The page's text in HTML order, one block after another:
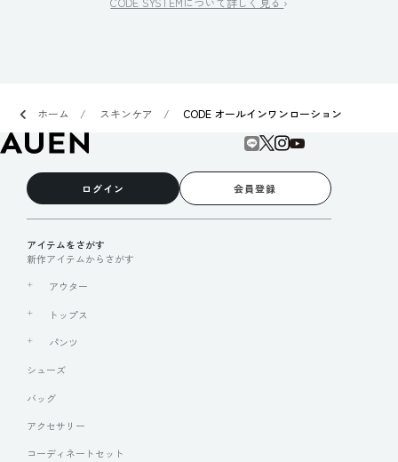
ホーム スキンケア CODE オールインワンローション
ログイン 会員登録
アイテムをさがす
新作アイテムからさがす
アウター
トップス
パンツ
シューズ
バッグ
アクセサリー
コーディネートセット